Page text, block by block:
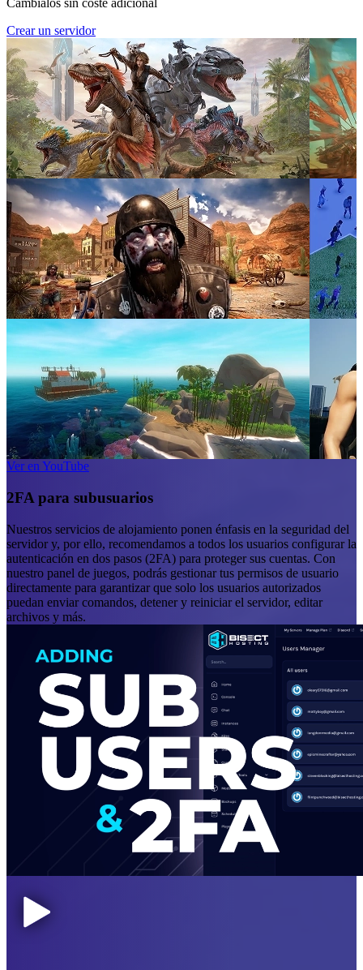
Cámbialos sin coste adicional
Crear un servidor
Ver en YouTube
2FA para subusuarios
Nuestros servicios de alojamiento ponen énfasis en la seguridad del
servidor y, por ello, recomendamos a todos los usuarios configurar la
autenticación en dos pasos (2FA) para proteger sus cuentas. Con
nuestro panel de juegos, podrás gestionar tus permisos de usuario
directamente para garantizar que solo los usuarios autorizados
puedan enviar comandos, detener y reiniciar el servidor, editar
archivos y más.